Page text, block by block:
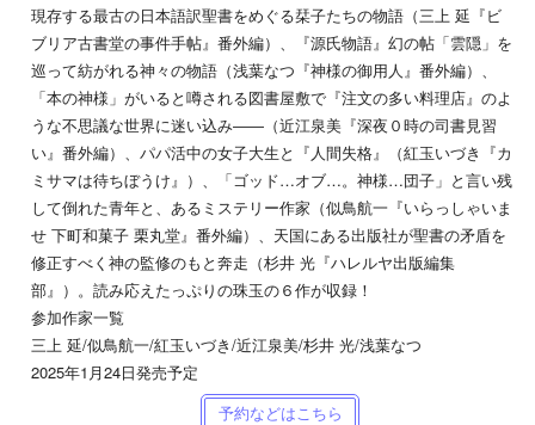
現存する最古の日本語訳聖書をめぐる栞子たちの物語（三上 延『ビ
ブリア古書堂の事件手帖』番外編）、『源氏物語』幻の帖「雲隠」を
巡って紡がれる神々の物語（浅葉なつ『神様の御用人』番外編）、
「本の神様」がいると噂される図書屋敷で『注文の多い料理店』のよ
うな不思議な世界に迷い込み――（近江泉美『深夜０時の司書見習
い』番外編）、パパ活中の女子大生と『人間失格』（紅玉いづき『カ
ミサマは待ちぼうけ』）、「ゴッド…オブ…。神様…団子」と言い残
して倒れた青年と、あるミステリー作家（似鳥航一『いらっしゃいま
せ 下町和菓子 栗丸堂』番外編）、天国にある出版社が聖書の矛盾を
修正すべく神の監修のもと奔走（杉井 光『ハレルヤ出版編集
部』）。読み応えたっぷりの珠玉の６作が収録！
参加作家一覧
三上 延/似鳥航一/紅玉いづき/近江泉美/杉井 光/浅葉なつ
2025年1月24日発売予定
予約などはこちら